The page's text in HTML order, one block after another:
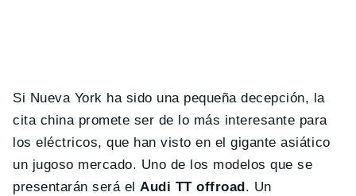
Si Nueva York ha sido una pequeña decepción, la
cita china promete ser de lo más interesante para
los eléctricos, que han visto en el gigante asiático
un jugoso mercado. Uno de los modelos que se
presentarán será elAudi TT offroad. Un